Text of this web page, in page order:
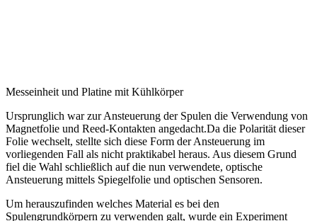
Messeinheit und Platine mit Kühlkörper
Ursprunglich war zur Ansteuerung der Spulen die Verwendung von
Magnetfolie und Reed-Kontakten angedacht.Da die Polarität dieser
Folie wechselt, stellte sich diese Form der Ansteuerung im
vorliegenden Fall als nicht praktikabel heraus. Aus diesem Grund
fiel die Wahl schließlich auf die nun verwendete, optische
Ansteuerung mittels Spiegelfolie und optischen Sensoren.
Um herauszufinden welches Material es bei den
Spulengrundkörpern zu verwenden galt, wurde ein Experiment